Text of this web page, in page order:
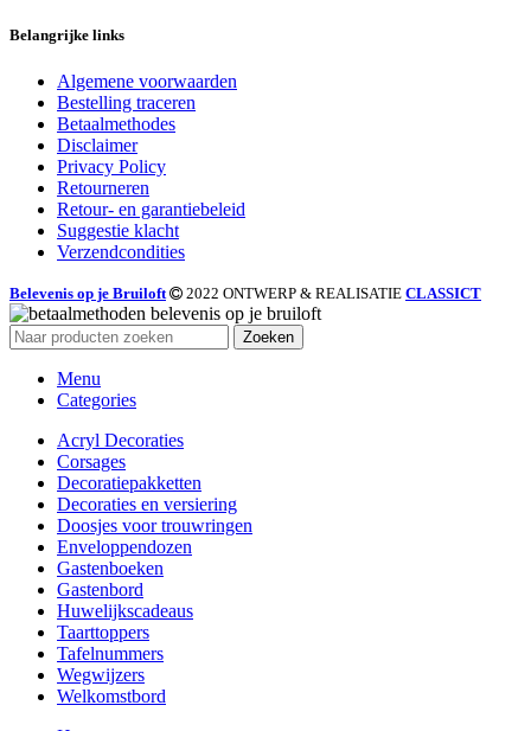
Belangrijke links
Algemene voorwaarden
Bestelling traceren
Betaalmethodes
Disclaimer
Privacy Policy
Retourneren
Retour- en garantiebeleid
Suggestie klacht
Verzendcondities
Belevenis op je Bruiloft 2022 ONTWERP & REALISATIE CLASSICT
Zoeken
Menu
Categories
Acryl Decoraties
Corsages
Decoratiepakketten
Decoraties en versiering
Doosjes voor trouwringen
Enveloppendozen
Gastenboeken
Gastenbord
Huwelijkscadeaus
Taarttoppers
Tafelnummers
Wegwijzers
Welkomstbord